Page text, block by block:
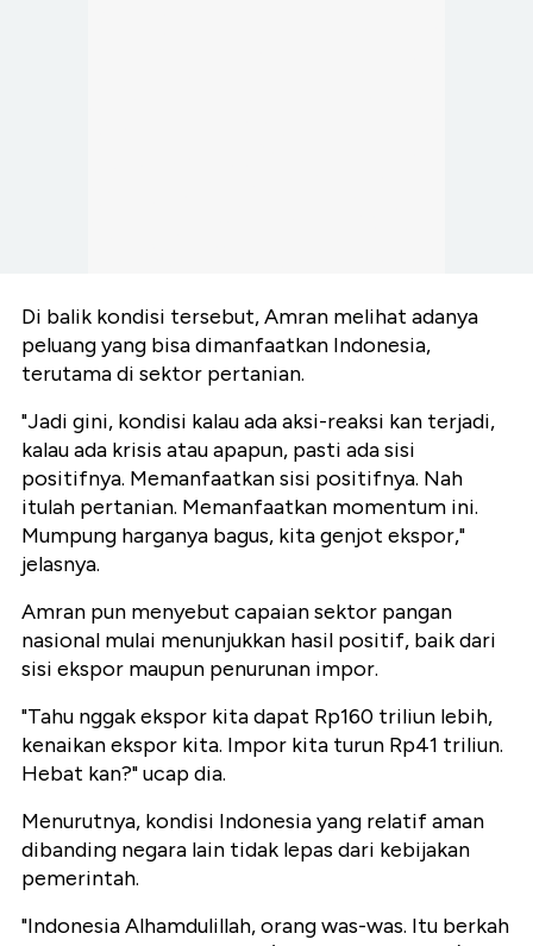
Di balik kondisi tersebut, Amran melihat adanya
peluang yang bisa dimanfaatkan Indonesia,
terutama di sektor pertanian.
"Jadi gini, kondisi kalau ada aksi-reaksi kan terjadi,
kalau ada krisis atau apapun, pasti ada sisi
positifnya. Memanfaatkan sisi positifnya. Nah
itulah pertanian. Memanfaatkan momentum ini.
Mumpung harganya bagus, kita genjot ekspor,"
jelasnya.
Amran pun menyebut capaian sektor pangan
nasional mulai menunjukkan hasil positif, baik dari
sisi ekspor maupun penurunan impor.
"Tahu nggak ekspor kita dapat Rp160 triliun lebih,
kenaikan ekspor kita. Impor kita turun Rp41 triliun.
Hebat kan?" ucap dia.
Menurutnya, kondisi Indonesia yang relatif aman
dibanding negara lain tidak lepas dari kebijakan
pemerintah.
"Indonesia Alhamdulillah, orang was-was. Itu berkah